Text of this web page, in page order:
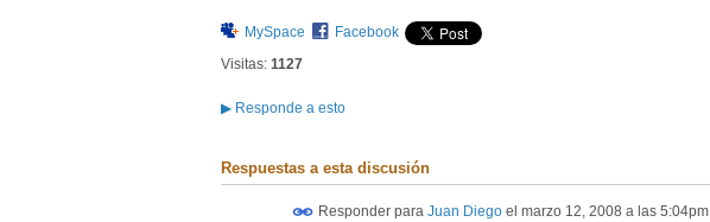
MySpace
Facebook
Visitas: 1127
▶ Responde a esto
Respuestas a esta discusión
Responder para Juan Diego el marzo 12, 2008 a las 5:04pm